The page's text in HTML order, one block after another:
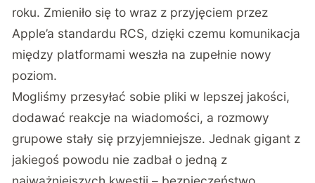
roku. Zmieniło się to wraz z przyjęciem przez
Apple’a standardu RCS, dzięki czemu komunikacja
między platformami weszła na zupełnie nowy
poziom.
Mogliśmy przesyłać sobie pliki w lepszej jakości,
dodawać reakcje na wiadomości, a rozmowy
grupowe stały się przyjemniejsze. Jednak gigant z
jakiegoś powodu nie zadbał o jedną z